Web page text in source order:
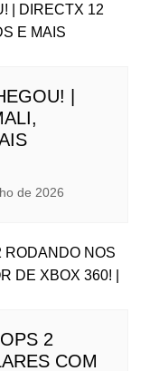
|
de 2026
2
COM